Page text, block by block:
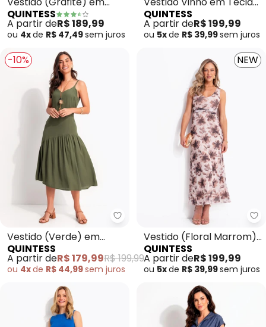
Malha Tweed
QUINTESS
A partir deR$ 189,99
ou 4xde R$ 47,49sem juros
de Alfaiataria
QUINTESS
A partir deR$ 199,99
ou 5xde R$ 39,99sem juros
-10%
Quintess - Vestido (Verde) em
Vestido (Verde) em
Viscose Sarjada
QUINTESS
A partir deR$ 179,99R$ 199,99
ou 4xde R$ 44,99sem juros
NEW
Vestido (Floral Marrom)
em Tule
QUINTESS
A partir deR$ 199,99
ou 5xde R$ 39,99sem juros